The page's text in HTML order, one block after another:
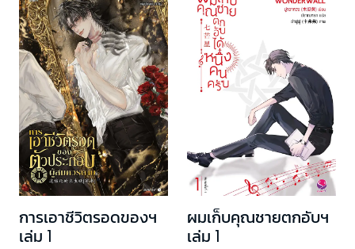
การเอาชีวิตรอดของฯ
เล่ม 1
ผมเก็บคุณชายตกอับฯ
เล่ม 1